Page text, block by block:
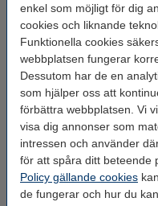
enkel som möjligt för dig
cookies och liknande
Funktionella cookies
webbplatsen fungerar
Dessutom har de en
som hjälper oss att
förbättra webbplatsen. Vi
visa dig annonser som
intressen och använder
för att spåra ditt beteende
Policy gällande cookies
de fungerar och hur du